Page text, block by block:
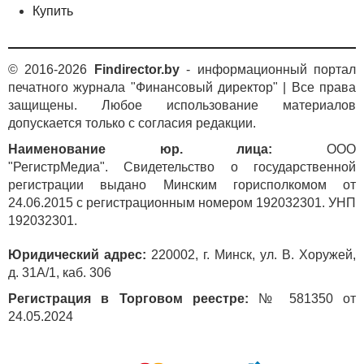
и сборам Республики Беларусь от 23.03.2018 № 2-2-10/00541
*Суммы возмещаемых ссудодателю при передаче
имущества в безвозмездное пользование расходов,
связанных с передачей в такое пользование
и возникающих в связи с приобретением
коммунальных и (или) иных работ (услуг) по
содержанию и (или) эксплуатации этого
имущества, а также расходов, обязанность
актами Президента Республики Беларусь (за
исключением сумм расходов, которые относятся
ссудодателем собственными силами), не
включаются в состав внереализационных доходов.
этих средств, не учитываются при определении
Купить
© 2016-2026 Findirector.by- информационный портал
печатного журнала "Финансовый директор" | Все права
защищены. Любое использование материалов
допускается только с согласия редакции.
Наименование юр. лица: ООО
"РегистрМедиа". Свидетельство о государственной
регистрации выдано Минским горисполкомом от
24.06.2015 с регистрационным номером 192032301. УНП
192032301.
Юридический адрес: 220002, г. Минск, ул. В. Хоружей,
д. 31А/1, каб. 306
Регистрация в Торговом реестре: № 581350 от
24.05.2024